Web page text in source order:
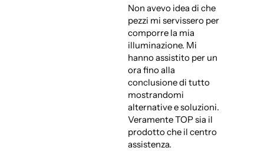
Non avevo idea di che
pezzi mi servissero per
comporre la mia
illuminazione. Mi
hanno assistito per un
ora fino alla
conclusione di tutto
mostrandomi
alternative e soluzioni.
Veramente TOP sia il
prodotto che il centro
assistenza.